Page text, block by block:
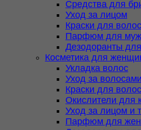
Средства для
Уход за лицом
Краски для волос
Парфюм для
Дезодоранты
Косметика для
Укладка волос
Уход за волосами
Краски для волос
Окислители для
Уход за лицом и
Парфюм для